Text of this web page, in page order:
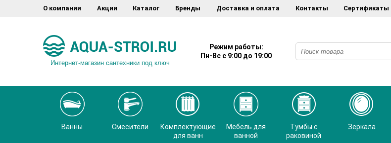
О компании Акции Каталог Бренды Доставка и оплата Контакты Сертификаты
Интернет-магазин сантехники под ключ
Режим работы:
Пн-Вс с 9:00 до 19:00
Ванны Смесители
Комплектующие
для ванн
Мебель для
ванной
Тумбы с
раковиной
Зеркала